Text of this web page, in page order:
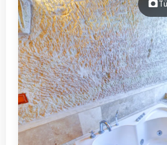
Balayı suit oda
İletişim